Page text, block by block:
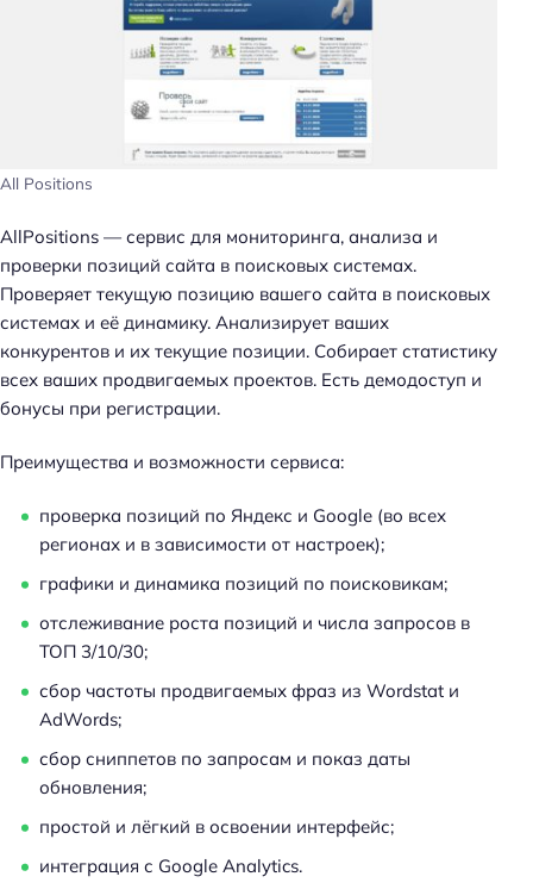
All Positions
AllPositions — сервис для мониторинга, анализа и
проверки позиций сайта в поисковых системах.
Проверяет текущую позицию вашего сайта в поисковых
системах и её динамику. Анализирует ваших
конкурентов и их текущие позиции. Собирает статистику
всех ваших продвигаемых проектов. Есть демодоступ и
бонусы при регистрации.
Преимущества и возможности сервиса:
проверка позиций по Яндекс и Google (во всех
регионах и в зависимости от настроек);
графики и динамика позиций по поисковикам;
отслеживание роста позиций и числа запросов в
ТОП 3/10/30;
сбор частоты продвигаемых фраз из Wordstat и
AdWords;
сбор сниппетов по запросам и показ даты
обновления;
простой и лёгкий в освоении интерфейс;
интеграция с Google Analytics.